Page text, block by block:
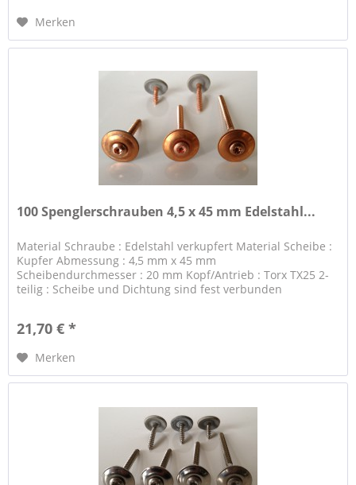
Merken
100 Spenglerschrauben 4,5 x 45 mm Edelstahl...
Material Schraube : Edelstahl verkupfert Material Scheibe :
Kupfer Abmessung : 4,5 mm x 45 mm
Scheibendurchmesser : 20 mm Kopf/Antrieb : Torx TX25 2-
teilig : Scheibe und Dichtung sind fest verbunden
21,70 € *
Merken